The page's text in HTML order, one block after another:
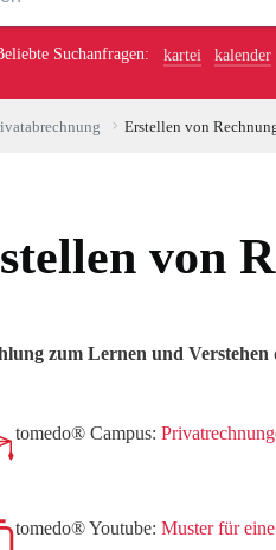
Suchanfragen: kartei kalender
Erstellen von
von
zum Lernen und
tomedo® Campus:
tomedo® Youtube: Muster für